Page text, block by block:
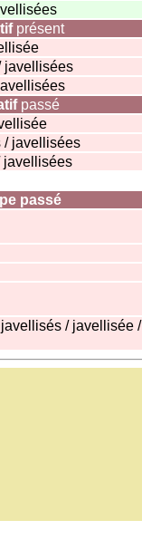
présent
javellisées
passé
/ javellisées
javellisées
passé
/ javellisée /